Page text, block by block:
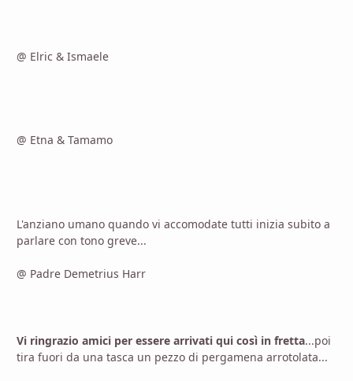
@ Elric & Ismaele
@ Etna & Tamamo
L'anziano umano quando vi accomodate tutti inizia subito a
parlare con tono greve...
@ Padre Demetrius Harr
Vi ringrazio amici per essere arrivati qui così in fretta...poi
tira fuori da una tasca un pezzo di pergamena arrotolata...